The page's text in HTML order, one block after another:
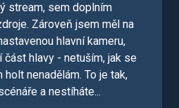
stream, sem doplním
Zároveň jsem měl na
hlavní kameru,
část hlavy - netuším, jak se
nenadělám. To je tak,
a nestíháte...